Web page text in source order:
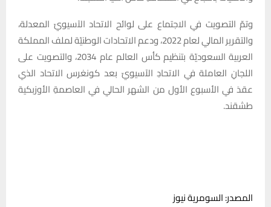
وتمّ التصويت في الاجتماع على لوائح الاتحاد الآسيويّ المعدلة،
والتقرير المالي لعام 2022، ودعم الاتحادات الوطنيّة لملف المملكة
العربية السعوديّة بتنظيم كأس العالم عام 2034، والتصويت على
اللجانِ العاملة في الاتحادِ الآسيويّ بعد كونغرس الاتحاد الذي
عقدَ في الأسبوع الأول من الشهر الحالي في العاصمةِ الأوزبكية
طشقند.
المصدر: السومرية نيوز